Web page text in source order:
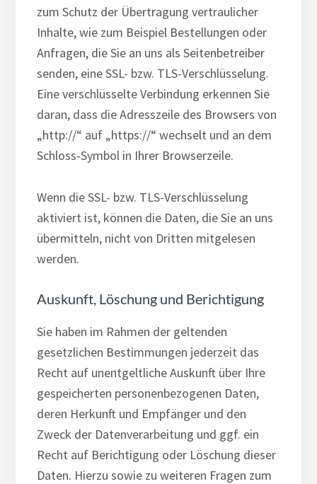
zum Schutz der Übertragung vertraulicher
Inhalte, wie zum Beispiel Bestellungen oder
Anfragen, die Sie an uns als Seitenbetreiber
senden, eine SSL- bzw. TLS-Verschlüsselung.
Eine verschlüsselte Verbindung erkennen Sie
daran, dass die Adresszeile des Browsers von
„http://“ auf „https://“ wechselt und an dem
Schloss-Symbol in Ihrer Browserzeile.
Wenn die SSL- bzw. TLS-Verschlüsselung
aktiviert ist, können die Daten, die Sie an uns
übermitteln, nicht von Dritten mitgelesen
werden.
Auskunft, Löschung und Berichtigung
Sie haben im Rahmen der geltenden
gesetzlichen Bestimmungen jederzeit das
Recht auf unentgeltliche Auskunft über Ihre
gespeicherten personenbezogenen Daten,
deren Herkunft und Empfänger und den
Zweck der Datenverarbeitung und ggf. ein
Recht auf Berichtigung oder Löschung dieser
Daten. Hierzu sowie zu weiteren Fragen zum